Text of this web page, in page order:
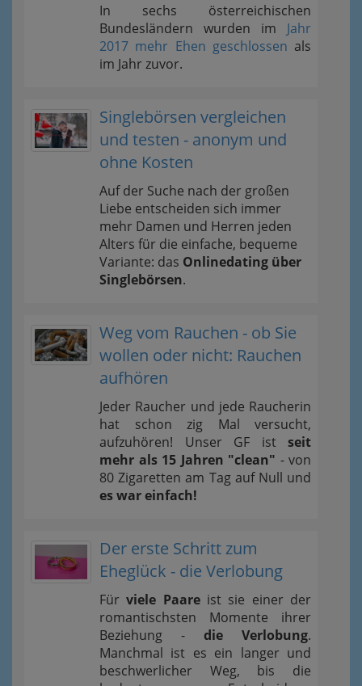
In sechs österreichischen
Bundesländern wurden im Jahr
2017 mehr Ehen geschlossen als
im Jahr zuvor.
Singlebörsen vergleichen
und testen - anonym und
ohne Kosten
Auf der Suche nach der großen
Liebe entscheiden sich immer
mehr Damen und Herren jeden
Alters für die einfache, bequeme
Variante: das Onlinedating über
Singlebörsen.
Weg vom Rauchen - ob Sie
wollen oder nicht: Rauchen
aufhören
Jeder Raucher und jede Raucherin
hat schon zig Mal versucht,
aufzuhören! Unser GF ist seit
mehr als 15 Jahren "clean" - von
80 Zigaretten am Tag auf Null und
es war einfach!
Der erste Schritt zum
Eheglück - die Verlobung
Fürviele Paareist sie einer der
romantischsten Momente ihrer
Beziehung - die Verlobung.
Manchmal ist es ein langer und
beschwerlicher Weg, bis die